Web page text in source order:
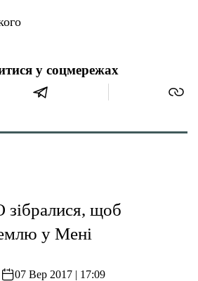
у соцмережах
щоб
у Мені
07 Вер 2017 | 17:09